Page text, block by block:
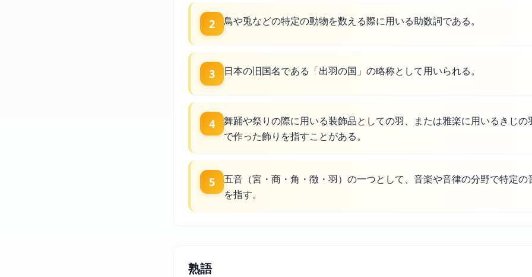
2 鳥や兎などの特定の動物を数える際に用いる助数詞である。
3 日本の旧国名である「出羽の国」の略称として用いられる。
4
舞踊や祭りの際に用いる装飾品としての羽、または雅楽に用いるきじの
で作った飾りを指すことがある。
5
五音（宮・商・角・徴・羽）の一つとして、音楽や音律の分野で特定の
を指す。
熟語